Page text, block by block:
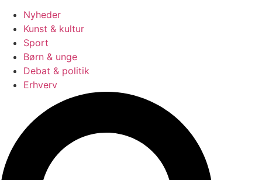
Nyheder
Kunst & kultur
Sport
Børn & unge
Debat & politik
Erhverv